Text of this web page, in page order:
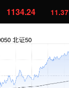
1134.24 11.37